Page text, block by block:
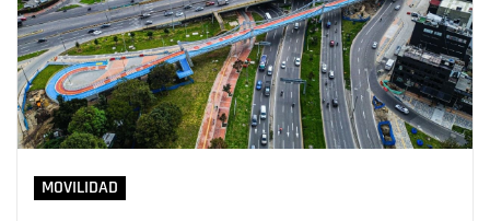
MOVILIDAD